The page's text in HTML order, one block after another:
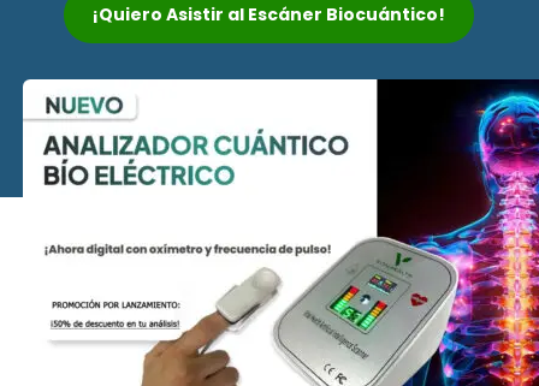
¡Quiero Asistir al Escáner Biocuántico!